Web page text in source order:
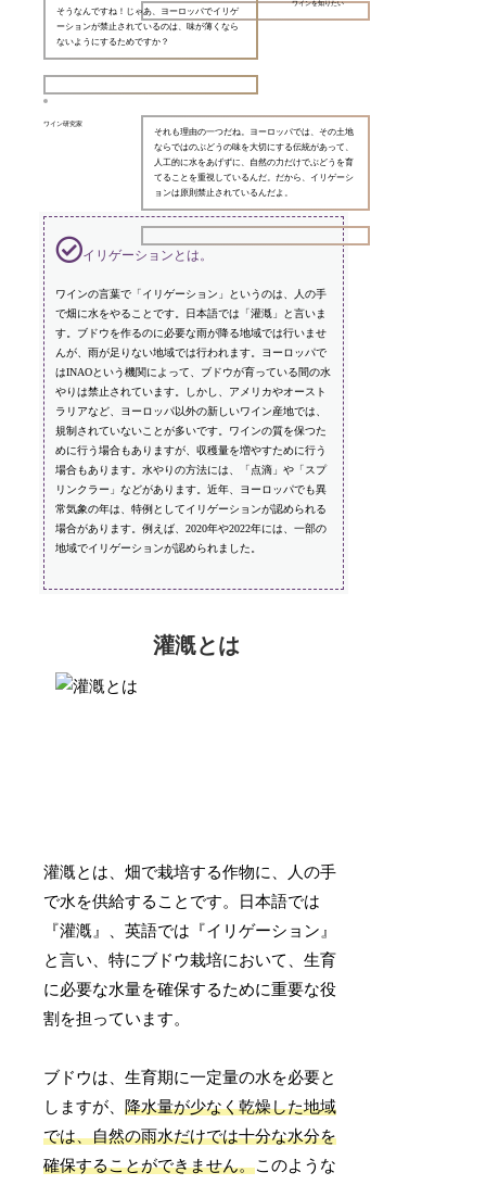
ワインを知りたい
そうなんですね！じゃあ、ヨーロッパでイリゲ
ーションが禁止されているのは、味が薄くなら
ないようにするためですか？
ワイン研究家
それも理由の一つだね。ヨーロッパでは、その土地
ならではのぶどうの味を大切にする伝統があって、
人工的に水をあげずに、自然の力だけでぶどうを育
てることを重視しているんだ。だから、イリゲーシ
ョンは原則禁止されているんだよ。
イリゲーションとは。
ワインの言葉で「イリゲーション」というのは、人の手
で畑に水をやることです。日本語では「灌漑」と言いま
す。ブドウを作るのに必要な雨が降る地域では行いませ
んが、雨が足りない地域では行われます。ヨーロッパで
はINAOという機関によって、ブドウが育っている間の水
やりは禁止されています。しかし、アメリカやオースト
ラリアなど、ヨーロッパ以外の新しいワイン産地では、
規制されていないことが多いです。ワインの質を保つた
めに行う場合もありますが、収穫量を増やすために行う
場合もあります。水やりの方法には、「点滴」や「スプ
リンクラー」などがあります。近年、ヨーロッパでも異
常気象の年は、特例としてイリゲーションが認められる
場合があります。例えば、2020年や2022年には、一部の
地域でイリゲーションが認められました。
灌漑とは
灌漑とは、畑で栽培する作物に、人の手
で水を供給することです。日本語では
『灌漑』、英語では『イリゲーション』
と言い、特にブドウ栽培において、生育
に必要な水量を確保するために重要な役
割を担っています。
ブドウは、生育期に一定量の水を必要と
しますが、降水量が少なく乾燥した地域
では、自然の雨水だけでは十分な水分を
確保することができません。このような